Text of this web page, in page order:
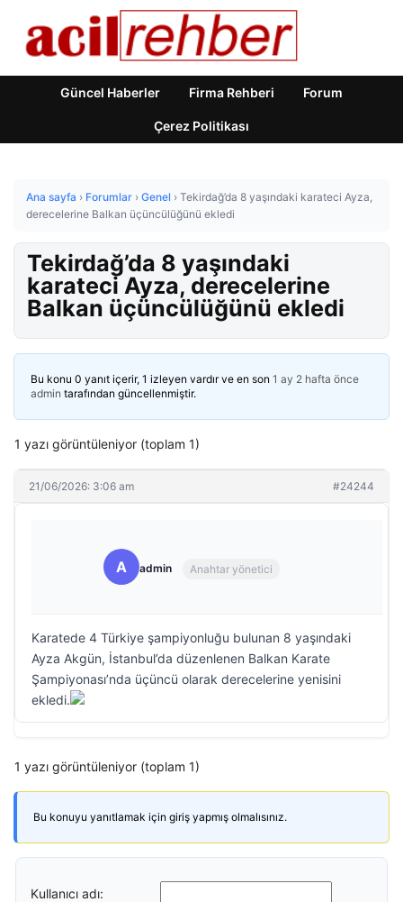
Güncel Haberler Firma Rehberi Forum
Çerez Politikası
Ana sayfa › Forumlar › Genel › Tekirdağ’da 8 yaşındaki karateci Ayza,
derecelerine Balkan üçüncülüğünü ekledi
Tekirdağ’da 8 yaşındaki
karateci Ayza, derecelerine
Balkan üçüncülüğünü ekledi
Bu konu 0 yanıt içerir, 1 izleyen vardır ve en son 1 ay 2 hafta önce
admin tarafından güncellenmiştir.
1 yazı görüntüleniyor (toplam 1)
21/06/2026: 3:06 am #24244
A admin Anahtar yönetici
Karatede 4 Türkiye şampiyonluğu bulunan 8 yaşındaki
Ayza Akgün, İstanbul’da düzenlenen Balkan Karate
Şampiyonası’nda üçüncü olarak derecelerine yenisini
ekledi.
1 yazı görüntüleniyor (toplam 1)
Bu konuyu yanıtlamak için giriş yapmış olmalısınız.
Kullanıcı adı: